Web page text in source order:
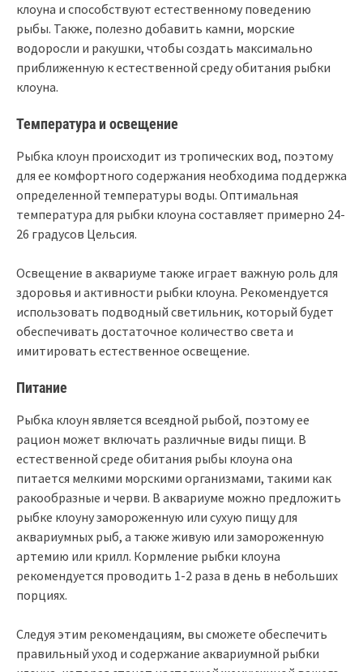
клоуна и способствуют естественному поведению
рыбы. Также, полезно добавить камни, морские
водоросли и ракушки, чтобы создать максимально
приближенную к естественной среду обитания рыбки
клоуна.
Температура и освещение
Рыбка клоун происходит из тропических вод, поэтому
для ее комфортного содержания необходима поддержка
определенной температуры воды. Оптимальная
температура для рыбки клоуна составляет примерно 24-
26 градусов Цельсия.
Освещение в аквариуме также играет важную роль для
здоровья и активности рыбки клоуна. Рекомендуется
использовать подводный светильник, который будет
обеспечивать достаточное количество света и
имитировать естественное освещение.
Питание
Рыбка клоун является всеядной рыбой, поэтому ее
рацион может включать различные виды пищи. В
естественной среде обитания рыбы клоуна она
питается мелкими морскими организмами, такими как
ракообразные и черви. В аквариуме можно предложить
рыбке клоуну замороженную или сухую пищу для
аквариумных рыб, а также живую или замороженную
артемию или крилл. Кормление рыбки клоуна
рекомендуется проводить 1-2 раза в день в небольших
порциях.
Следуя этим рекомендациям, вы сможете обеспечить
правильный уход и содержание аквариумной рыбки